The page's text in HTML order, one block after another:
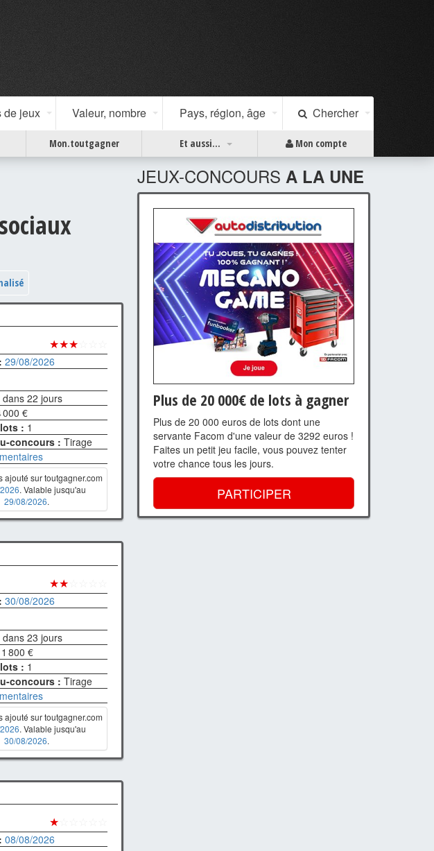
de jeux Valeur, nombre Pays, région, âge Chercher
Mon.toutgagner Et aussi... Mon compte
JEUX-CONCOURS A LA UNE
Plus de 20 000€ de lots à gagner
Plus de 20 000 euros de lots dont une
servante Facom d'une valeur de 3292 euros !
Faites un petit jeu facile, vous pouvez tenter
votre chance tous les jours.
PARTICIPER
★★★
29/08/2026
dans 22 jours
000 €
: 1
concours :Tirage
ajouté sur toutgagner.com
. Valable jusqu'au
29/08/2026.
★★
30/08/2026
dans 23 jours
800 €
: 1
concours :Tirage
ajouté sur toutgagner.com
. Valable jusqu'au
30/08/2026.
★
08/08/2026